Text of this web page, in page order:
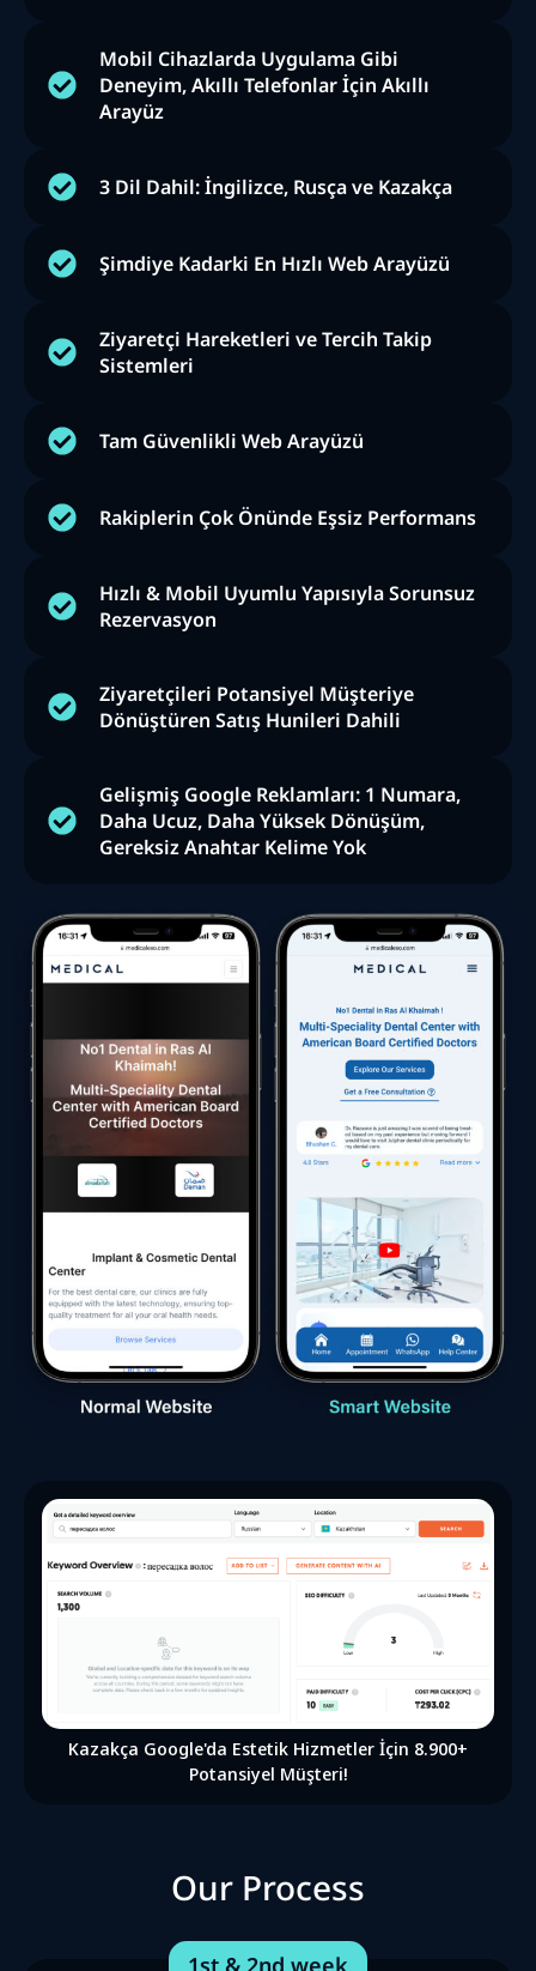
Mobil Cihazlarda Uygulama Gibi
Deneyim, Akıllı Telefonlar İçin Akıllı
Arayüz
3 Dil Dahil: İngilizce, Rusça ve Kazakça
Şimdiye Kadarki En Hızlı Web Arayüzü
Ziyaretçi Hareketleri ve Tercih Takip
Sistemleri
Tam Güvenlikli Web Arayüzü
Rakiplerin Çok Önünde Eşsiz Performans
Hızlı & Mobil Uyumlu Yapısıyla Sorunsuz
Rezervasyon
Ziyaretçileri Potansiyel Müşteriye
Dönüştüren Satış Hunileri Dahili
Gelişmiş Google Reklamları: 1 Numara,
Daha Ucuz, Daha Yüksek Dönüşüm,
Gereksiz Anahtar Kelime Yok
Kazakça Google'da Estetik Hizmetler İçin 8.900+
Potansiyel Müşteri!
Our Process
1st & 2nd week